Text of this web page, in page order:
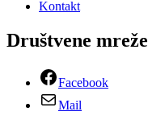
Kontakt
Društvene mreže
Facebook
Mail